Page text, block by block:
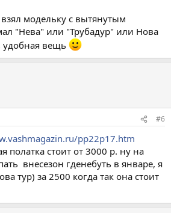
модельку с вытянутым
"Нева" или "Трубадур" или Нова
удобная вещь
#6
pp22p17.htm
полатка стоит от 3000 р. ну на
внесезон гденебуть в январе, я
тур) за 2500 когда так она стоит